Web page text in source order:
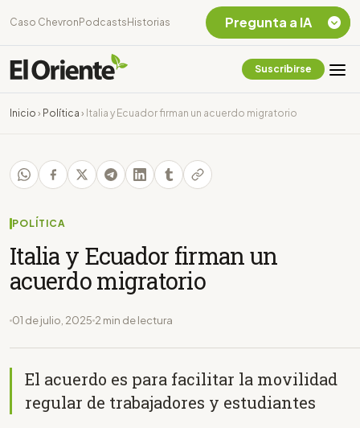
Caso Chevron Podcasts Historias
Suscribirse
Inicio › Política › Italia y Ecuador firman un acuerdo migratorio
POLÍTICA
Italia y Ecuador firman un
acuerdo migratorio
01 de julio, 2025 2 min de lectura
El acuerdo es para facilitar la movilidad
regular de trabajadores y estudiantes
Pregunta a IA
Chevron Ecuador